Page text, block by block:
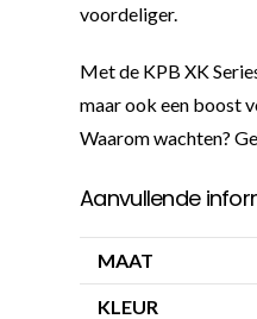
voordeliger.
Met de KPB XK
maar ook een boost
Waarom wachten?
Aanvullende
MAAT
KLEUR